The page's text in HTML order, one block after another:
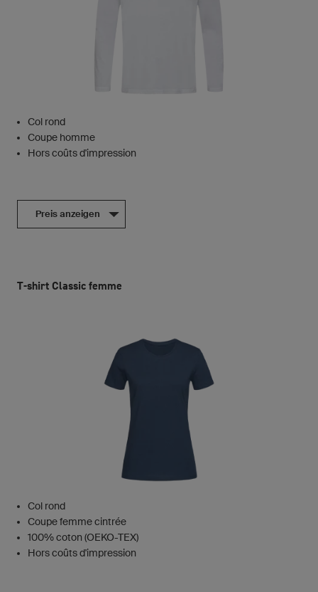
Col rond
Coupe homme
Hors coûts d'impression
Preis anzeigen
T-shirt Classic femme
Col rond
Coupe femme cintrée
100% coton (OEKO-TEX)
Hors coûts d'impression